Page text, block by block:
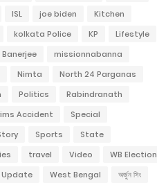
ISL joe biden
Kitchen
kolkata Police KP
Lifestyle
missionnabanna
Nimta
North 24 Parganas
Politics
Rabindranath
Accident
Special
Sports
State
travel Video
WB Election
Update
West Bengal
অর্জুন সিং